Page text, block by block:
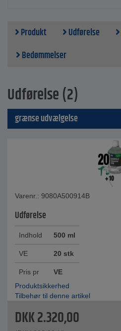
Produkt Udførelse
Bedømmelser
Udførelse (2)
grænse udvælgelse
Varenr.: 9080A500914B
Udførelse
Indhold 500 ml
VE 20 stk
Pris pr
VE
Produktsikkerhed
Tilbehør til denne artikel
DKK2.320,00